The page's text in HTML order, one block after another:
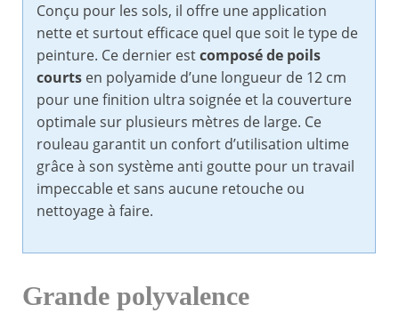
Conçu pour les sols, il offre une application
nette et surtout efficace quel que soit le type de
peinture. Ce dernier estcomposé de poils
courts en polyamide d’une longueur de 12 cm
pour une finition ultra soignée et la couverture
optimale sur plusieurs mètres de large. Ce
rouleau garantit un confort d’utilisation ultime
grâce à son système anti goutte pour un travail
impeccable et sans aucune retouche ou
nettoyage à faire.
Grande polyvalence